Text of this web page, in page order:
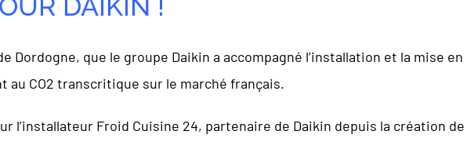
Dordogne, que le groupe Daikin a accompagné l’installation et la mise
CO2 transcritique sur le marché français.
l’installateur Froid Cuisine 24, partenaire de Daikin depuis la création de